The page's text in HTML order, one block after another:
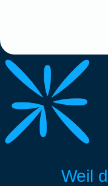
Weil